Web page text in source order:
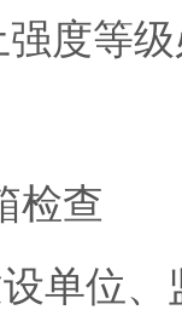
度等
检查
单位